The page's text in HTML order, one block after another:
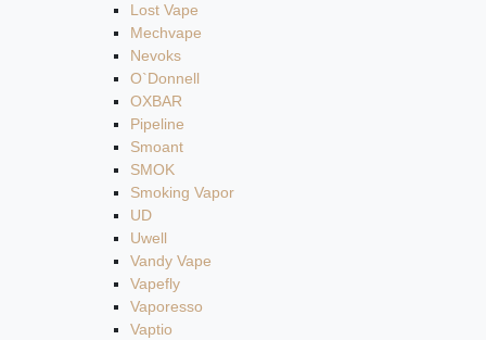
Lost Vape
Mechvape
Nevoks
O`Donnell
OXBAR
Pipeline
Smoant
SMOK
Smoking Vapor
UD
Uwell
Vandy Vape
Vapefly
Vaporesso
Vaptio